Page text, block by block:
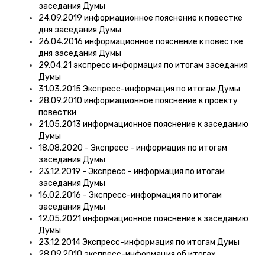
заседания Думы
24.09.2019 информационное пояснение к повестке
дня заседания Думы
26.04.2016 информационное пояснение к повестке
дня заседания Думы
29.04.21 экспресс информация по итогам заседания
Думы
31.03.2015 Экспресс-информация по итогам Думы
28.09.2010 информационное пояснение к проекту
повестки
21.05.2013 информационное пояснение к заседанию
Думы
18.08.2020 - Экспресс - информация по итогам
заседания Думы
23.12.2019 - Экспресс - информация по итогам
заседания Думы
16.02.2016 - Экспресс-информация по итогам
заседания Думы
12.05.2021 информационное пояснение к заседанию
Думы
23.12.2014 Экспресс-информация по итогам Думы